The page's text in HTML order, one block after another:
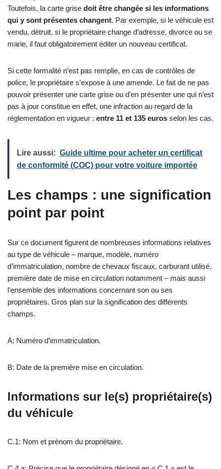
Toutefois, la carte grise doit être changée si les informations
qui y sont présentes changent. Par exemple, si le véhicule est
vendu, détruit, si le propriétaire change d’adresse, divorce ou se
marie, il faut obligatoirement éditer un nouveau certificat.
Si cette formalité n’est pas remplie, en cas de contrôles de
police, le propriétaire s’expose à une amende. Le fait de ne pas
pouvoir présenter une carte grise ou d’en présenter une qui n’est
pas à jour constitue en effet, une infraction au regard de la
réglementation en vigueur : entre 11 et 135 euros selon les cas.
Lire aussi: Guide ultime pour acheter un certificat
de conformité (COC) pour votre voiture importée
Les champs : une signification
point par point
Sur ce document figurent de nombreuses informations relatives
au type de véhicule – marque, modèle, numéro
d’immatriculation, nombre de chevaux fiscaux, carburant utilisé,
première date de mise en circulation notamment – mais aussi
l’ensemble des informations concernant son ou ses
propriétaires. Gros plan sur la signification des différents
champs.
A: Numéro d’immatriculation.
B: Date de la première mise en circulation.
Informations sur le(s) propriétaire(s)
du véhicule
C.1: Nom et prénom du propriétaire.